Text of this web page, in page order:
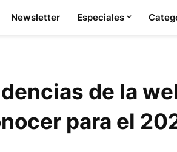
Newsletter Especiales
de la
para el